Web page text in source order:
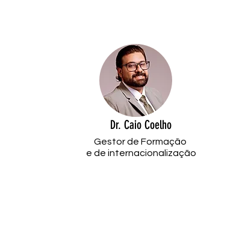
Dr. Caio Coelho
Gestor de Formação
e de internacionalização